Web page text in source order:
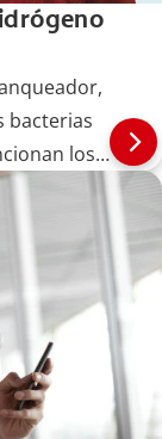
bacterias
los